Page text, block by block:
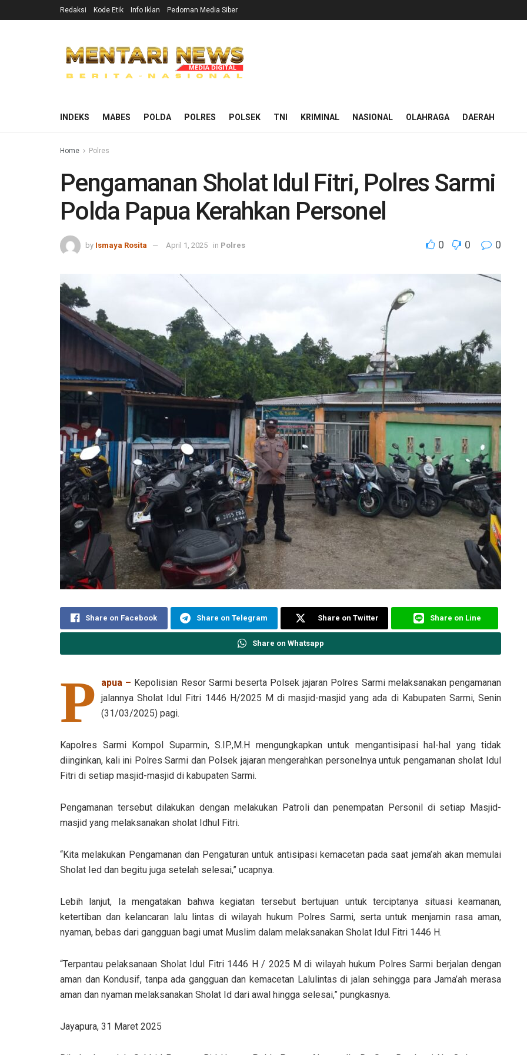
Redaksi Kode Etik Info Iklan Pedoman Media Siber
INDEKS MABES POLDA POLRES POLSEK TNI KRIMINAL NASIONAL OLAHRAGA DAERAH
Home Polres
Pengamanan Sholat Idul Fitri, Polres Sarmi
Polda Papua Kerahkan Personel
by Ismaya Rosita April 1, 2025 in Polres 0 0 0
Share on Facebook Share on Telegram Share on Twitter Share on Line
Share on Whatsapp
P apua – Kepolisian Resor Sarmi beserta Polsek jajaran Polres Sarmi melaksanakan pengamanan
jalannya Sholat Idul Fitri 1446 H/2025 M di masjid-masjid yang ada di Kabupaten Sarmi, Senin
(31/03/2025) pagi.
Kapolres Sarmi Kompol Suparmin, S.IP.,M.H mengungkapkan untuk mengantisipasi hal-hal yang tidak
diinginkan, kali ini Polres Sarmi dan Polsek jajaran mengerahkan personelnya untuk pengamanan sholat Idul
Fitri di setiap masjid-masjid di kabupaten Sarmi.
Pengamanan tersebut dilakukan dengan melakukan Patroli dan penempatan Personil di setiap Masjid-
masjid yang melaksanakan sholat Idhul Fitri.
“Kita melakukan Pengamanan dan Pengaturan untuk antisipasi kemacetan pada saat jema’ah akan memulai
Sholat Ied dan begitu juga setelah selesai,” ucapnya.
Lebih lanjut, Ia mengatakan bahwa kegiatan tersebut bertujuan untuk terciptanya situasi keamanan,
ketertiban dan kelancaran lalu lintas di wilayah hukum Polres Sarmi, serta untuk menjamin rasa aman,
nyaman, bebas dari gangguan bagi umat Muslim dalam melaksanakan Sholat Idul Fitri 1446 H.
“Terpantau pelaksanaan Sholat Idul Fitri 1446 H / 2025 M di wilayah hukum Polres Sarmi berjalan dengan
aman dan Kondusif, tanpa ada gangguan dan kemacetan Lalulintas di jalan sehingga para Jama’ah merasa
aman dan nyaman melaksanakan Sholat Id dari awal hingga selesai,” pungkasnya.
Jayapura, 31 Maret 2025